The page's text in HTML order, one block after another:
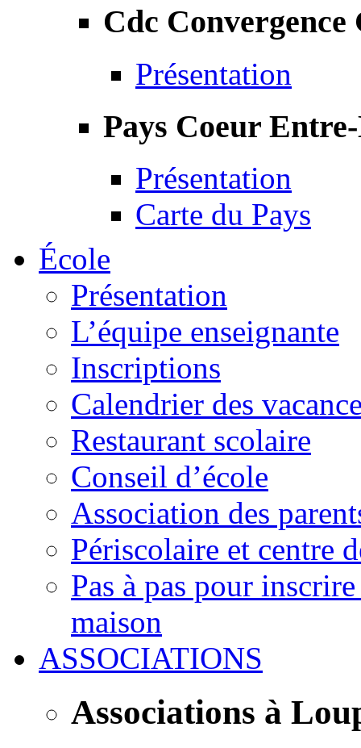
Cdc Convergence
Présentation
Pays Coeur
Présentation
Carte du Pays
École
Présentation
L’équipe enseignante
Inscriptions
Calendrier des
Restaurant scolaire
Conseil d’école
Association des
Périscolaire et centre
Pas à pas pour
maison
ASSOCIATIONS
Associations à